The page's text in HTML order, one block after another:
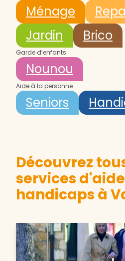
Ménage
Jardin
Brico
Garde d’enfants
Nounou
Aide à la personne
Seniors
Découvrez
services
handicaps à